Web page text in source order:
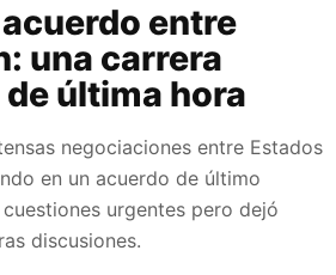
entre
una carrera
última hora
negociaciones entre Estados
en un acuerdo de último
urgentes pero dejó
discusiones.